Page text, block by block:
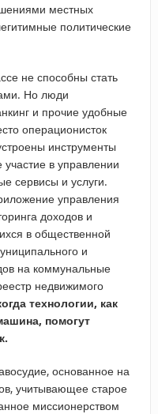
местных
политические
не способны стать
Но люди
и прочие удобные
операционисток
инструменты
в управлении
сервисы и услуги.
управления
доходов и
в общественной
и
на коммунальные
недвижимого
технологии, как
помогут
основанное на
учитывающее старое
миссионерством